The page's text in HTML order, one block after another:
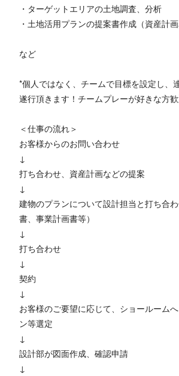
・ターゲットエリアの土地調査、分析
・土地活用プランの提案書作成（資産計画
など
*個人ではなく、チームで目標を設定し、
遂行頂きます！チームプレーが好きな方
＜仕事の流れ＞
お客様からのお問い合わせ
↓
打ち合わせ、資産計画などの提案
↓
建物のプランについて設計担当と打ち合
書、事業計画書等）
↓
打ち合わせ
↓
契約
↓
お客様のご要望に応じて、ショールーム
ン等選定
↓
設計部が図面作成、確認申請
↓